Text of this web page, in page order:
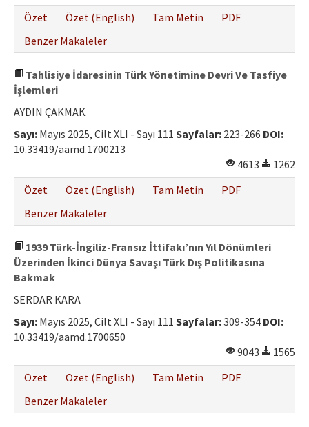
Özet
Özet (English) Tam Metin
PDF
Benzer Makaleler
Tahlisiye İdaresinin Türk Yönetimine Devri Ve Tasfiye
İşlemleri
AYDIN ÇAKMAK
Sayı: Mayıs 2025, Cilt XLI - Sayı 111 Sayfalar: 223-266 DOI:
10.33419/aamd.1700213
4613
1262
Özet
Özet (English) Tam Metin
PDF
Benzer Makaleler
1939 Türk-İngiliz-Fransız İttifakı’nın Yıl Dönümleri
Üzerinden İkinci Dünya Savaşı Türk Dış Politikasına
Bakmak
SERDAR KARA
Sayı: Mayıs 2025, Cilt XLI - Sayı 111 Sayfalar:309-354 DOI:
10.33419/aamd.1700650
9043
1565
Özet
Özet (English) Tam Metin
PDF
Benzer Makaleler